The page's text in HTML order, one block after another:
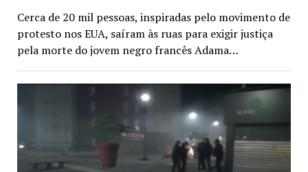
Cerca de 20 mil pessoas, inspiradas pelo movimento de
protesto nos EUA, saíram às ruas para exigir justiça
pela morte do jovem negro francês Adama…